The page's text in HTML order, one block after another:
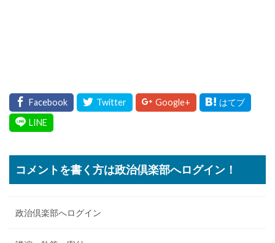
コメントを書く方は政治倶楽部へログイン！
政治倶楽部へログイン